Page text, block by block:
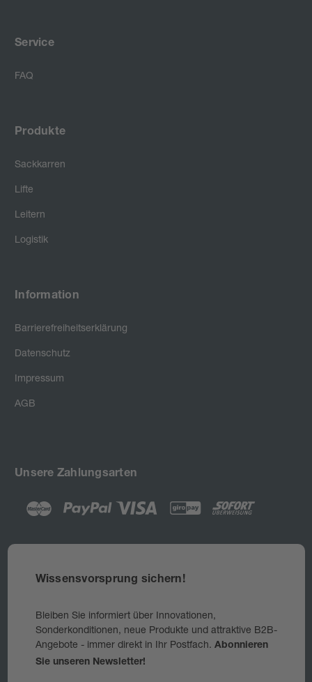
Service
FAQ
Produkte
Sackkarren
Lifte
Leitern
Logistik
Information
Barrierefreiheitserklärung
Datenschutz
Impressum
AGB
Unsere Zahlungsarten
Wissensvorsprung sichern!
Bleiben Sie informiert über Innovationen,
Sonderkonditionen, neue Produkte und attraktive B2B-
Angebote - immer direkt in Ihr Postfach. Abonnieren
Sie unseren Newsletter!